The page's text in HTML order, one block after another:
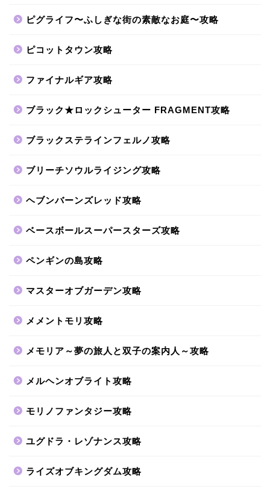
ピグライフ〜ふしぎな街の素敵なお庭〜攻略
ピコットタウン攻略
ファイナルギア攻略
ブラック★ロックシューター FRAGMENT攻略
ブラックステラインフェルノ攻略
ブリーチソウルライジング攻略
ヘブンバーンズレッド攻略
ベースボールスーパースターズ攻略
ペンギンの島攻略
マスターオブガーデン攻略
メメントモリ攻略
メモリア～夢の旅人と双子の案内人～攻略
メルヘンオブライト攻略
モリノファンタジー攻略
ユグドラ・レゾナンス攻略
ライズオブキングダム攻略